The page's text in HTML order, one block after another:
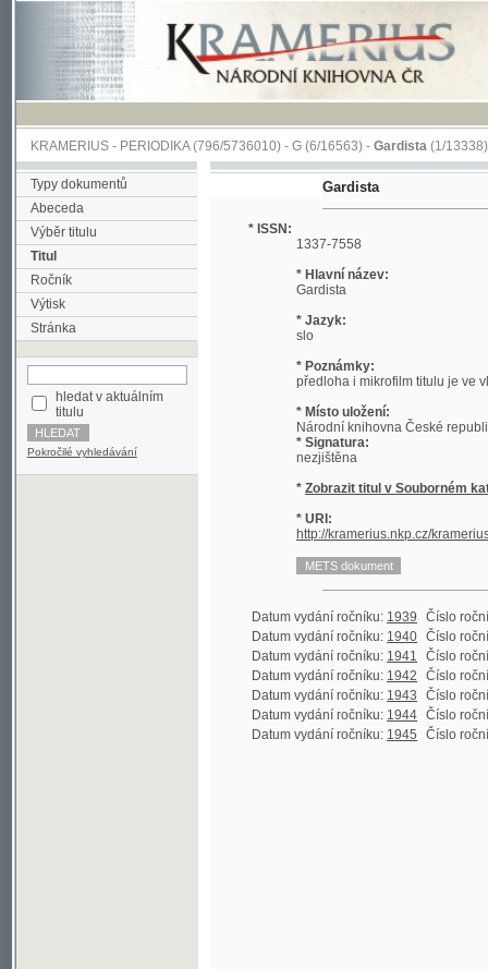
KRAMERIUS-PERIODIKA(796/5736010) -G(6/16563) -Gardista(1/13338)
Typy dokumentů
Abeceda
Výběr titulu
Titul
Ročník
Výtisk
Stránka
hledat v aktuálním
Pokročilé vyhledávání
Gardista
1337-7558
* Hlavní název:
* Jazyk:
* Poznámky:
* Místo uložení:
Národní knihovna České republiky
* Signatura:
nezjištěna
Zobrazit titul v Souborném katalogu
http://kramerius.nkp.cz/kramerius/
Datum vydání ročníku:1939 Číslo ročníku:
Datum vydání ročníku:1940 Číslo ročníku:
Datum vydání ročníku:1942 Číslo ročníku:4
Datum vydání ročníku:1943 Číslo ročníku:5
Datum vydání ročníku:1944 Číslo ročníku:6
Datum vydání ročníku:1945 Číslo ročníku: